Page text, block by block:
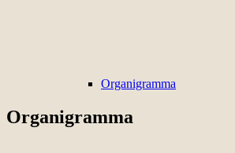
Organigramma
Organigramma